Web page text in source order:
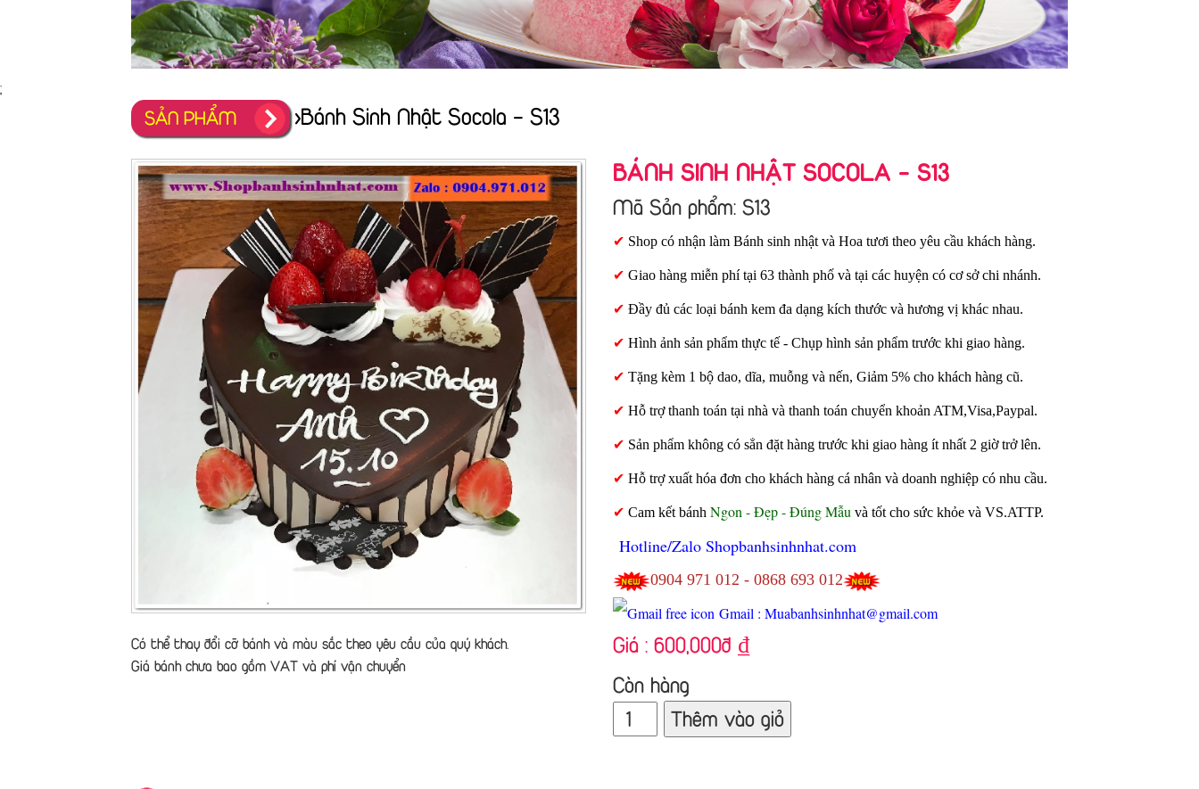
;
SẢN PHẨM >Bánh Sinh Nhật Socola - S13
Có thể thay đổi cỡ bánh và màu sắc theo yêu cầu của quý khách.
Giá bánh chưa bao gồm VAT và phí vận chuyển
BÁNH SINH NHẬT SOCOLA - S13
Mã Sản phẩm: S13
✔ Shop có nhận làm Bánh sinh nhật và Hoa tươi theo yêu cầu khách hàng.
✔ Giao hàng miễn phí tại 63 thành phố và tại các huyện có cơ sở chi nhánh.
✔ Đầy đủ các loại bánh kem đa dạng kích thước và hương vị khác nhau.
✔ Hình ảnh sản phẩm thực tế - Chụp hình sản phẩm trước khi giao hàng.
✔ Tặng kèm 1 bộ dao, dĩa, muỗng và nến, Giảm 5% cho khách hàng cũ.
✔ Hỗ trợ thanh toán tại nhà và thanh toán chuyển khoản ATM,Visa,Paypal.
✔ Sản phẩm không có sẳn đặt hàng trước khi giao hàng ít nhất 2 giờ trở lên.
✔ Hỗ trợ xuất hóa đơn cho khách hàng cá nhân và doanh nghiệp có nhu cầu.
✔ Cam kết bánh Ngon - Đẹp - Đúng Mẫu và tốt cho sức khỏe và VS.ATTP.
Hotline/Zalo Shopbanhsinhnhat.com
0904 971 012 - 0868 693 012
Gmail : Muabanhsinhnhat@gmail.com
Giá : 600,000đ ₫
Còn hàng
Thêm vào giỏ